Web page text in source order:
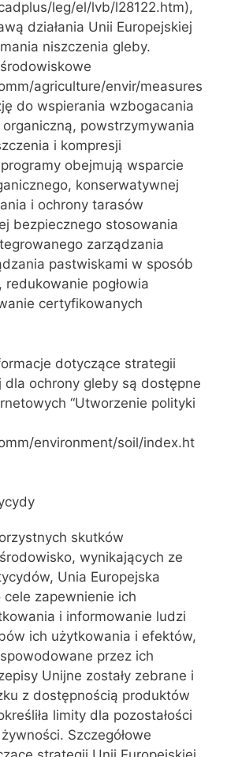
leg/el/lvb/l28122.htm),
działania Unii Europejskiej
niszczenia gleby.
agriculture/envir/measures
do wspierania wzbogacania
powstrzymywania
i kompresji
obejmują wsparcie
konserwatywnej
i ochrony tarasów
bezpiecznego stosowania
zarządzania
pastwiskami w sposób
redukowanie pogłowia
certyfikowanych
dotyczące strategii
dla ochrony gleby są dostępne
“Utworzenie polityki
environment/soil/index.ht
skutków
wynikających ze
Unia Europejska
cele zapewnienie ich
i informowanie ludzi
ich użytkowania i efektów,
przez ich
Unijne zostały zebrane i
z dostępnością produktów
limity dla pozostałości
Szczegółowe